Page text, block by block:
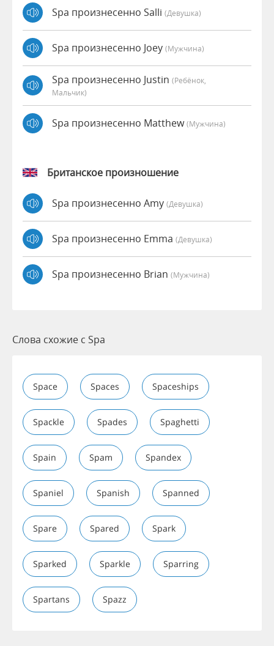
Spa произнесенно Salli (девушка)
Spa произнесенно Joey (мужчина)
Spa произнесенно Justin (Ребёнок,
Мальчик)
Spa произнесенно Matthew(мужчина)
Британское произношение
Spa произнесенно Amy (девушка)
Spa произнесенно Emma (девушка)
Spa произнесенно Brian (мужчина)
Слова схожие с Spa
Space Spaces Spaceships
Spackle Spades Spaghetti
Spain Spam Spandex
Spaniel Spanish Spanned
Spare Spared Spark
Sparked Sparkle Sparring
Spartans Spazz